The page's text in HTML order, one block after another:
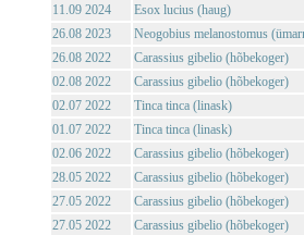
11.09 2024
Esox lucius (haug)
26.08 2023
Neogobius melanostomus
26.08 2022
Carassius gibelio (hõbekoger)
02.08 2022
Carassius gibelio (hõbekoger)
02.07 2022
Tinca tinca (linask)
01.07 2022
Tinca tinca (linask)
02.06 2022
Carassius gibelio (hõbekoger)
28.05 2022
Carassius gibelio (hõbekoger)
27.05 2022
Carassius gibelio (hõbekoger)
27.05 2022
Carassius gibelio (hõbekoger)